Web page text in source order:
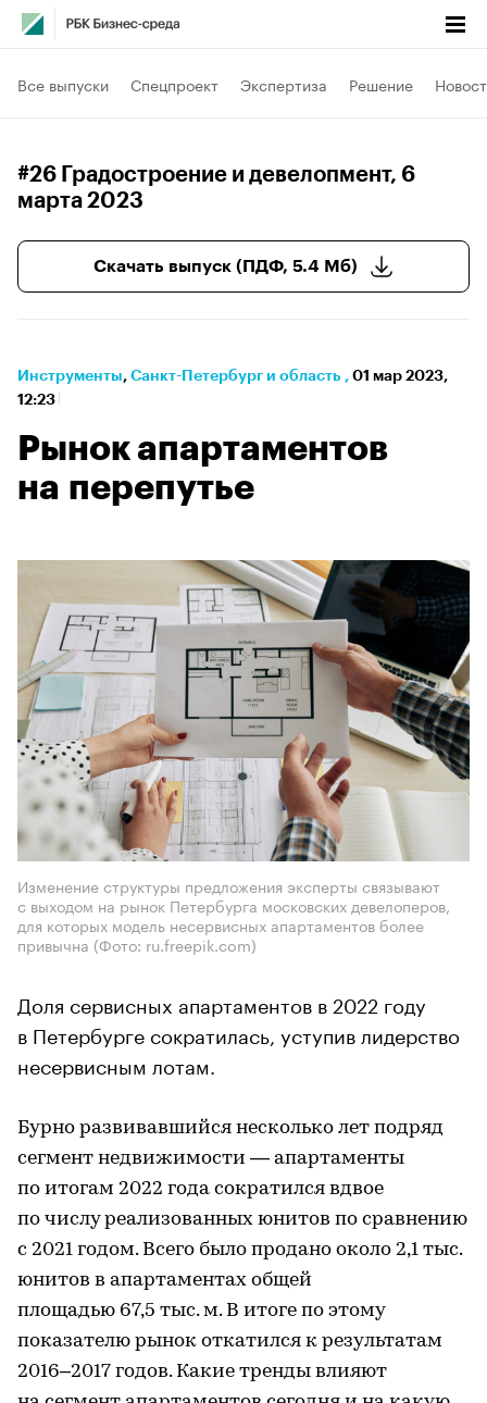
Все выпуски Спецпроект Экспертиза Решение
#26 Градостроение и девелопмент, 6
марта 2023
Скачать выпуск (ПДФ, 5.4 Мб)
Инструменты⁠, Санкт-Петербург и область , 01 мар 2023,
12:23
Рынок апартаментов
на перепутье
Изменение структуры предложения эксперты связывают
с выходом на рынок Петербурга московских девелоперов,
для которых модель несервисных апартаментов более
привычна (Фото: ru.freepik.com)
Доля сервисных апартаментов в 2022 году
в Петербурге сократилась, уступив лидерство
несервисным лотам.
Бурно развивавшийся несколько лет подряд
сегмент недвижимости — апартаменты
по итогам 2022 года сократился вдвое
по числу реализованных юнитов по сравнению
с 2021 годом. Всего было продано около 2,1 тыс.
юнитов в апартаментах общей
площадью 67,5 тыс. м. В итоге по этому
показателю рынок откатился к результатам
2016–2017 годов. Какие тренды влияют